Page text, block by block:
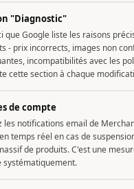
"Diagnostic"
que Google liste les raisons
- prix incorrects, images non
incompatibilités avec les
cette section à chaque
de compte
les notifications email de
temps réel en cas de
de produits. C'est une
systématiquement.